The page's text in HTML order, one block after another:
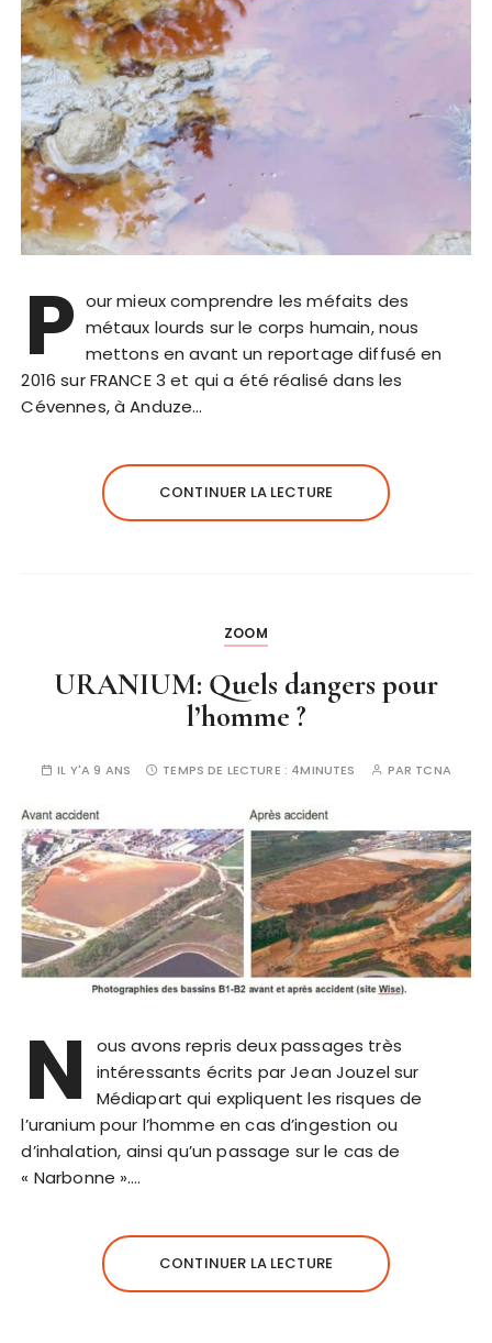
P our mieux comprendre les méfaits des
métaux lourds sur le corps humain, nous
mettons en avant un reportage diffusé en
2016 sur FRANCE 3 et qui a été réalisé dans les
Cévennes, à Anduze…
CONTINUER LA LECTURE
ZOOM
URANIUM: Quels dangers pour
l’homme ?
IL Y'A 9 ANS TEMPS DE LECTURE : 4MINUTES PAR TCNA
N
ous avons repris deux passages très
intéressants écrits par Jean Jouzel sur
Médiapart qui expliquent les risques de
l’uranium pour l’homme en cas d’ingestion ou
d’inhalation, ainsi qu’un passage sur le cas de
« Narbonne »….
CONTINUER LA LECTURE